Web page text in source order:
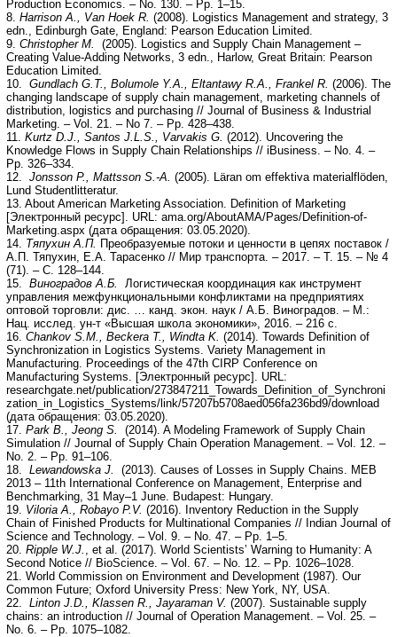
Production Economics. – No. 130. – Pp. 1–15.
8. Harrison A., Van Hoek R. (2008). Logistics Management and strategy, 3
edn., Edinburgh Gate, England: Pearson Education Limited.
9. Christopher M.
(2005). Logistics and Supply Chain Management –
Creating Value-Adding Networks, 3 edn., Harlow, Great Britain: Pearson
Education Limited.
10. Gundlach G.T., Bolumole Y.A., Eltantawy R.A., Frankel R. (2006). The
changing landscape of supply chain management, marketing channels of
distribution, logistics and purchasing // Journal of Business & Industrial
Marketing. – Vol. 21. – No 7. – Pp. 428–438.
11. Kurtz D.J., Santos J.L.S., Varvakis G. (2012). Uncovering the
Knowledge Flows in Supply Chain Relationships // iBusiness. – No. 4. –
Pp. 326–334.
12. Jonsson P., Mattsson S.-A. (2005). Läran om effektiva materialflöden,
Lund Studentlitteratur.
13. About American Marketing Association. Definition of Marketing
[Электронный ресурс]. URL: ama.org/AboutAMA/Pages/Definition-of-
Marketing.aspx (дата обращения: 03.05.2020).
14. Тяпухин А.П. Преобразуемые потоки и ценности в цепях поставок /
А.П. Тяпухин, Е.А. Тарасенко // Мир транспорта. – 2017. – Т. 15. – № 4
(71). – С. 128–144.
15. Виноградов А.Б.
Логистическая координация как инструмент
управления межфункциональными конфликтами на предприятиях
оптовой торговли: дис. … канд. экон. наук / А.Б. Виноградов. – М.:
Нац. исслед. ун-т «Высшая школа экономики», 2016. – 216 с.
16. Chankov S.M., Beckera T., Windta K. (2014). Towards Definition of
Synchronization in Logistics Systems. Variety Management in
Manufacturing. Proceedings of the 47th CIRP Conference on
Manufacturing Systems. [Электронный ресурс]. URL:
researchgate.net/publication/273847211_Towards_Definition_of_Synchroni
zation_in_Logistics_Systems/link/57207b5708aed056fa236bd9/download
(дата обращения: 03.05.2020).
17. Park B., Jeong S.
(2014). A Modeling Framework of Supply Chain
Simulation // Journal of Supply Chain Operation Management. – Vol. 12. –
No. 2. – Pp. 91–106.
18. Lewandowska J.
(2013). Causes of Losses in Supply Chains. MEB
2013 – 11th International Conference on Management, Enterprise and
Benchmarking, 31 May–1 June. Budapest: Hungary.
19. Viloria А ., Robayo P.V. (2016). Inventory Reduction in the Supply
Chain of Finished Products for Multinational Companies // Indian Journal of
Science and Technology. – Vol. 9. – No. 47. – Pp. 1–5.
20. Ripple W.J.
, et al. (2017). World Scientists’ Warning to Humanity: A
Second Notice // BioScience. – Vol. 67. – No. 12. – Pp. 1026–1028.
21. World Commission on Environment and Development (1987). Our
Common Future; Oxford University Press: New York, NY, USA.
22. Linton J.D., Klassen R., Jayaraman V. (2007). Sustainable supply
chains: an introduction // Journal of Operation Management. – Vol. 25. –
No. 6. – Pp. 1075–1082.